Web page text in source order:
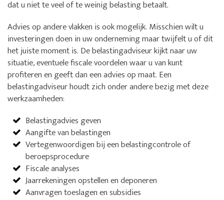
dat u niet te veel of te weinig belasting betaalt.
Advies op andere vlakken is ook mogelijk. Misschien wilt u
investeringen doen in uw onderneming maar twijfelt u of dit
het juiste moment is. De belastingadviseur kijkt naar uw
situatie, eventuele fiscale voordelen waar u van kunt
profiteren en geeft dan een advies op maat. Een
belastingadviseur houdt zich onder andere bezig met deze
werkzaamheden:
Belastingadvies geven
Aangifte van belastingen
Vertegenwoordigen bij een belastingcontrole of
beroepsprocedure
Fiscale analyses
Jaarrekeningen opstellen en deponeren
Aanvragen toeslagen en subsidies